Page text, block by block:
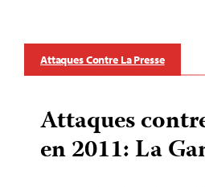
Attaques Contre La Presse
Attaques
en 2011: La